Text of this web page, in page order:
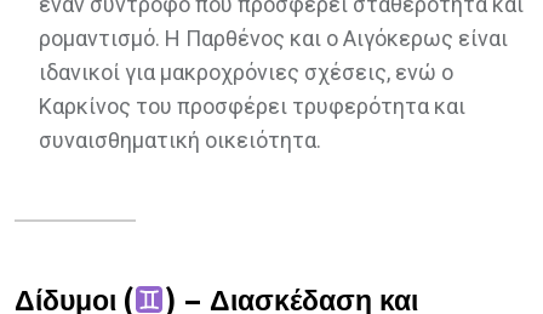
ρομαντισμό. Η Παρθένος και ο Αιγόκερως είναι
ιδανικοί για μακροχρόνιες σχέσεις, ενώ ο
Καρκίνος του προσφέρει τρυφερότητα και
συναισθηματική οικειότητα.
Δίδυμοι (
) – Διασκέδαση και